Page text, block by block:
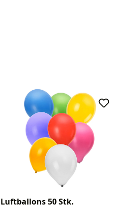
Luftballons 50 Stk.